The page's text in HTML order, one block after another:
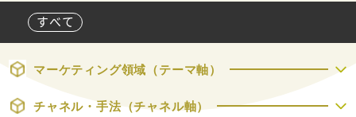
すべて
マーケティング領域（テーマ軸）
チャネル・手法（チャネル軸）